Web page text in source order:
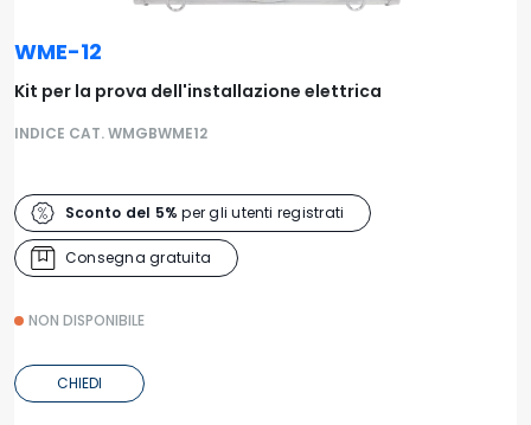
WME-12
Kit per la prova dell'installazione elettrica
INDICE CAT. WMGBWME12
Sconto del 5% per gli utenti registrati
Consegna gratuita
NON DISPONIBILE
CHIEDI